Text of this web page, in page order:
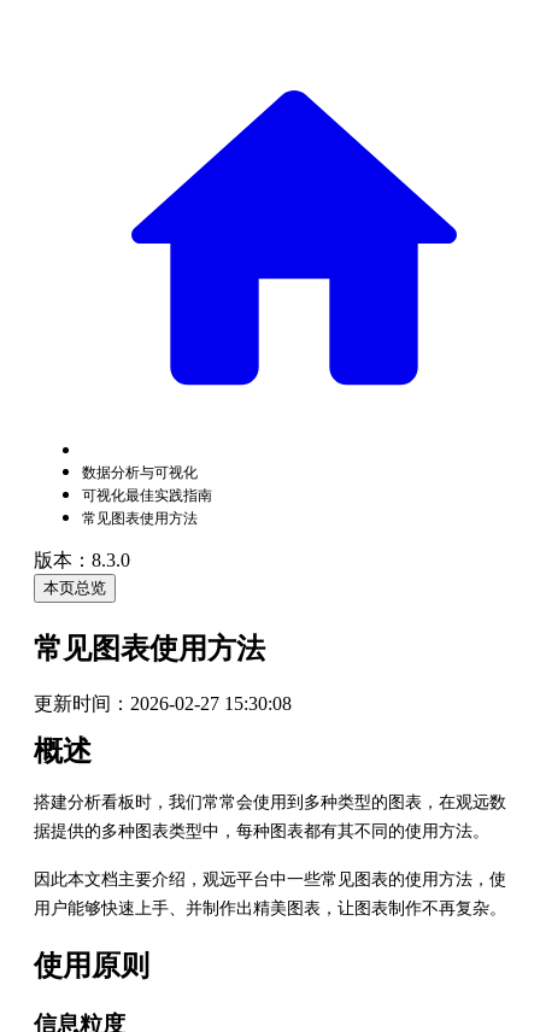
数据分析与可视化
可视化最佳实践指南
常见图表使用方法
版本：8.3.0
本页总览
常见图表使用方法
更新时间： 2026-02-27 15:30:08
概述
搭建分析看板时，我们常常会使用到多种类型的图表，在观远数
据提供的多种图表类型中，每种图表都有其不同的使用方法。
因此本文档主要介绍，观远平台中一些常见图表的使用方法，使
用户能够快速上手、并制作出精美图表，让图表制作不再复杂。
使用原则
信息粒度